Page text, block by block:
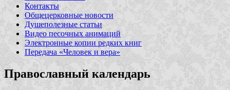
Контакты
Общецерковные новости
Душеполезные статьи
Видео песочных анимаций
Электронные копии редких книг
Передача «Человек и вера»
Православный календарь